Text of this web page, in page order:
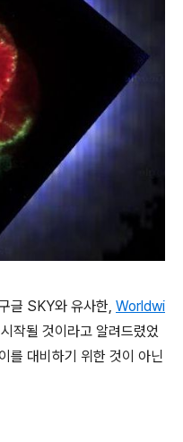
글 SKY와 유사한, Worldwi
작될 것이라고 알려드렸었
를 대비하기 위한 것이 아닌